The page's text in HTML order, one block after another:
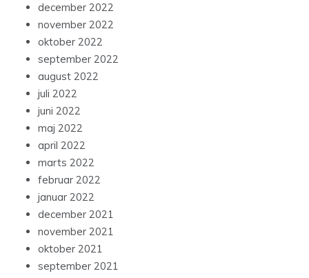
december 2022
november 2022
oktober 2022
september 2022
august 2022
juli 2022
juni 2022
maj 2022
april 2022
marts 2022
februar 2022
januar 2022
december 2021
november 2021
oktober 2021
september 2021